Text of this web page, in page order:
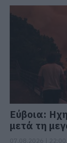
Εύβοια:
μετά τη